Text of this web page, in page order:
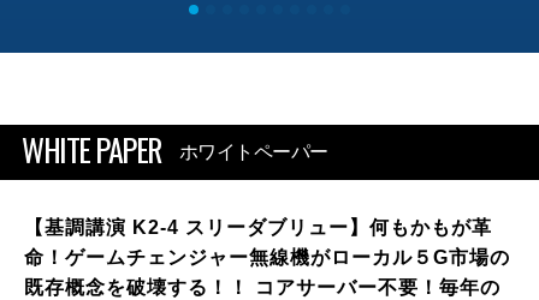
WHITE PAPER ホワイトペーパー
【基調講演 K2-4 スリーダブリュー】何もかもが革
命！ゲームチェンジャー無線機がローカル５G市場の
既存概念を破壊する！！ コアサーバー不要！毎年の